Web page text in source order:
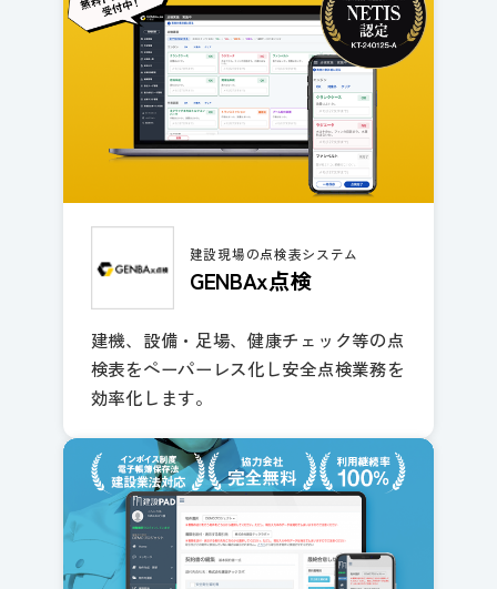
建設現場の点検表システム
GENBAx点検
建機、設備・足場、健康チェック等の点
検表をペーパーレス化し安全点検業務を
効率化します。